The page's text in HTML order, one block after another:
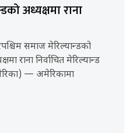
अध्यक्षमा राना
समाज मेरिल्यान्डको
राना निर्वाचित मेरिल्यान्ड
— अमेरिकामा